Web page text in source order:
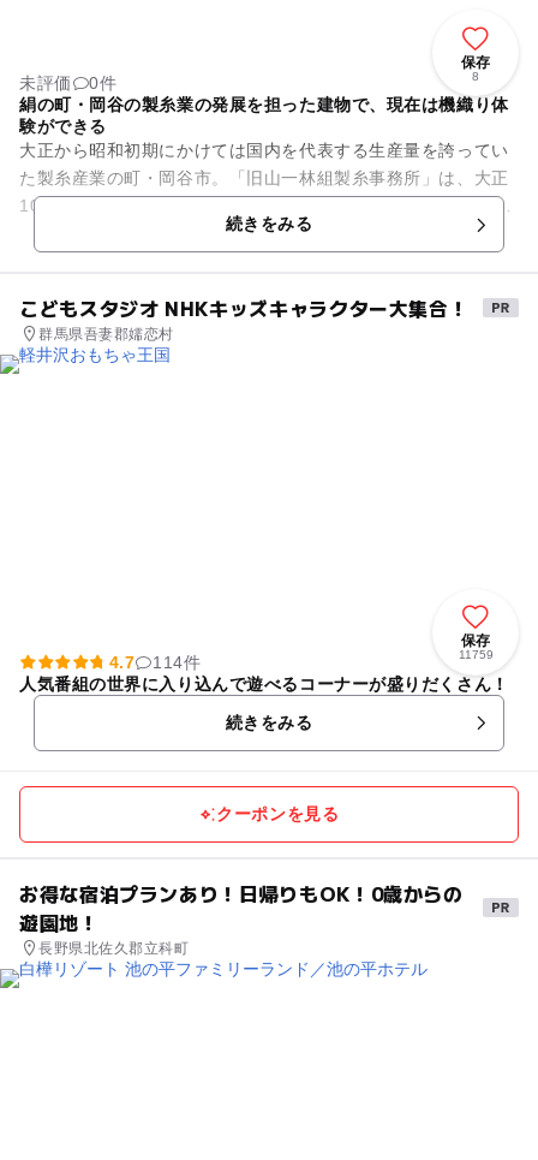
保存
8
未評価
0件
絹の町・岡谷の製糸業の発展を担った建物で、現在は機織り体
験ができる
大正から昭和初期にかけては国内を代表する生産量を誇ってい
た製糸産業の町・岡谷市。「旧山一林組製糸事務所」は、大正
10年にこの地に建てられた洋風建築の事務所で、桟瓦葺き、切
妻破風、煉瓦タイル張りの...続きをみる
こどもスタジオ NHKキッズキャラクター大集合！
群馬県吾妻郡嬬恋村
保存
11759
4.7
114件
人気番組の世界に入り込んで遊べるコーナーが盛りだくさん！
続きをみる
クーポンを見る
お得な宿泊プランあり！日帰りもOK！0歳からの
遊園地！
長野県北佐久郡立科町